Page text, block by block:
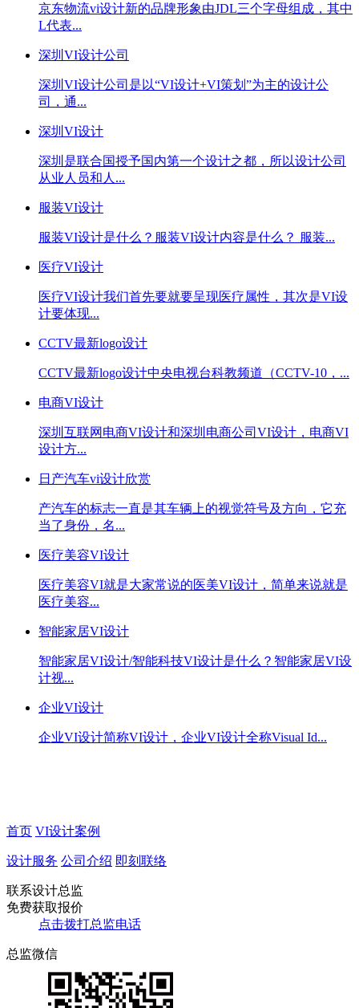
京东物流vi设计新的品牌形象由JDL三个字母组成，其中
L代表...
深圳VI设计公司
深圳VI设计公司是以“VI设计+VI策划”为主的设计公
司，通...
深圳VI设计
深圳是联合国授予国内第一个设计之都，所以设计公司
从业人员和人...
服装VI设计
服装VI设计是什么？服装VI设计内容是什么？ 服装...
医疗VI设计
医疗VI设计我们首先要就要呈现医疗属性，其次是VI设
计要体现...
CCTV最新logo设计
CCTV最新logo设计中央电视台科教频道（CCTV-10，...
电商VI设计
深圳互联网电商VI设计和深圳电商公司VI设计，电商VI
设计方...
日产汽车vi设计欣赏
产汽车的标志一直是其车辆上的视觉符号及方向，它充
当了身份，名...
医疗美容VI设计
医疗美容VI就是大家常说的医美VI设计，简单来说就是
医疗美容...
智能家居VI设计
智能家居VI设计/智能科技VI设计是什么？智能家居VI设
计视...
企业VI设计
企业VI设计简称VI设计，企业VI设计全称Visual Id...
首页 VI设计案例
设计服务 公司介绍 即刻联络
联系设计总监
免费获取报价
点击拨打总监电话
总监微信